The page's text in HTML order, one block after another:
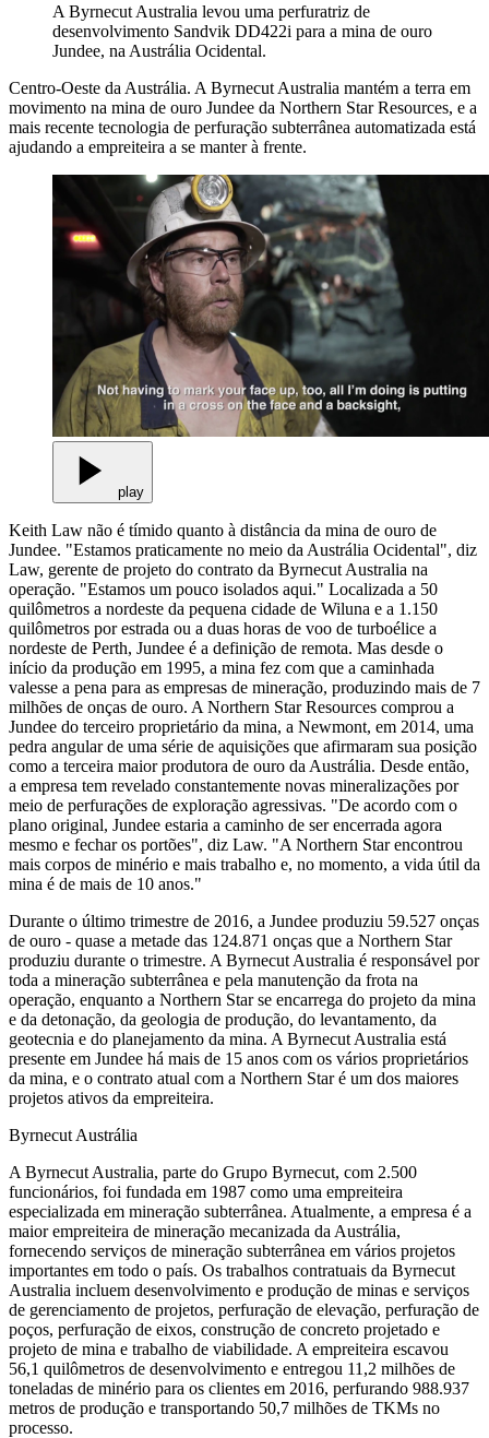
A Byrnecut Australia levou uma perfuratriz de
desenvolvimento Sandvik DD422i para a mina de ouro
Jundee, na Austrália Ocidental.
Centro-Oeste da Austrália. A Byrnecut Australia mantém a terra em
movimento na mina de ouro Jundee da Northern Star Resources, e a
mais recente tecnologia de perfuração subterrânea automatizada está
ajudando a empreiteira a se manter à frente.
play
Keith Law não é tímido quanto à distância da mina de ouro de
Jundee. "Estamos praticamente no meio da Austrália Ocidental", diz
Law, gerente de projeto do contrato da Byrnecut Australia na
operação. "Estamos um pouco isolados aqui." Localizada a 50
quilômetros a nordeste da pequena cidade de Wiluna e a 1.150
quilômetros por estrada ou a duas horas de voo de turboélice a
nordeste de Perth, Jundee é a definição de remota. Mas desde o
início da produção em 1995, a mina fez com que a caminhada
valesse a pena para as empresas de mineração, produzindo mais de 7
milhões de onças de ouro. A Northern Star Resources comprou a
Jundee do terceiro proprietário da mina, a Newmont, em 2014, uma
pedra angular de uma série de aquisições que afirmaram sua posição
como a terceira maior produtora de ouro da Austrália. Desde então,
a empresa tem revelado constantemente novas mineralizações por
meio de perfurações de exploração agressivas. "De acordo com o
plano original, Jundee estaria a caminho de ser encerrada agora
mesmo e fechar os portões", diz Law. "A Northern Star encontrou
mais corpos de minério e mais trabalho e, no momento, a vida útil da
mina é de mais de 10 anos."
Durante o último trimestre de 2016, a Jundee produziu 59.527 onças
de ouro - quase a metade das 124.871 onças que a Northern Star
produziu durante o trimestre. A Byrnecut Australia é responsável por
toda a mineração subterrânea e pela manutenção da frota na
operação, enquanto a Northern Star se encarrega do projeto da mina
e da detonação, da geologia de produção, do levantamento, da
geotecnia e do planejamento da mina. A Byrnecut Australia está
presente em Jundee há mais de 15 anos com os vários proprietários
da mina, e o contrato atual com a Northern Star é um dos maiores
projetos ativos da empreiteira.
Byrnecut Austrália
A Byrnecut Australia, parte do Grupo Byrnecut, com 2.500
funcionários, foi fundada em 1987 como uma empreiteira
especializada em mineração subterrânea. Atualmente, a empresa é a
maior empreiteira de mineração mecanizada da Austrália,
fornecendo serviços de mineração subterrânea em vários projetos
importantes em todo o país. Os trabalhos contratuais da Byrnecut
Australia incluem desenvolvimento e produção de minas e serviços
de gerenciamento de projetos, perfuração de elevação, perfuração de
poços, perfuração de eixos, construção de concreto projetado e
projeto de mina e trabalho de viabilidade. A empreiteira escavou
56,1 quilômetros de desenvolvimento e entregou 11,2 milhões de
toneladas de minério para os clientes em 2016, perfurando 988.937
metros de produção e transportando 50,7 milhões de TKMs no
processo.